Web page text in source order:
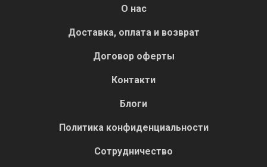
О нас
Доставка, оплата и возврат
Договор оферты
Контакти
Блоги
Политика конфиденциальности
Сотрудничество